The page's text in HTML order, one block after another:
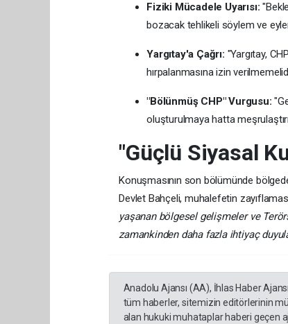
Fiziki Mücadele Uyarısı:
bozacak tehlikeli söylem ve
Yargıtay'a Çağrı: "Yargıtay,
hırpalanmasına izin
"Bölünmüş CHP" Vurgusu:
oluşturulmaya hatta
"Güçlü Siyasal
Konuşmasının son bölümünde
Devlet Bahçeli, muhalefetin
yaşanan bölgesel gelişmeler ve
zamankinden daha fazla ihtiyaç
Anadolu Ajansı (AA), İhlas Haber
tüm haberler, sitemizin editörlerinin
alan hukuki muhataplar haberi geçen